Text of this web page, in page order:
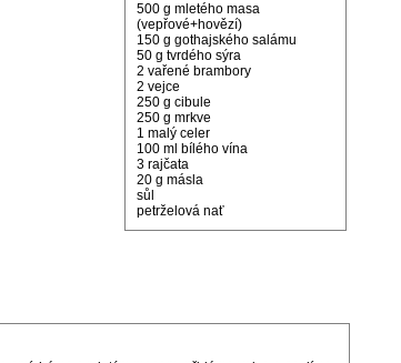
500 g mletého masa
(vepřové+hovězí)
150 g gothajského salámu
50 g tvrdého sýra
2 vařené brambory
2 vejce
250 g cibule
250 g mrkve
1 malý celer
100 ml bílého vína
3 rajčata
20 g másla
sůl
petrželová nať